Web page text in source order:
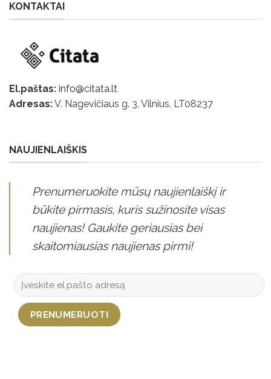
KONTAKTAI
El.paštas: info@citata.lt
Adresas:V. Nagevičiaus g. 3, Vilnius, LT08237
NAUJIENLAIŠKIS
Prenumeruokite mūsų naujienlaiškį ir
būkite pirmasis, kuris sužinosite visas
naujienas! Gaukite geriausias bei
skaitomiausias naujienas pirmi!